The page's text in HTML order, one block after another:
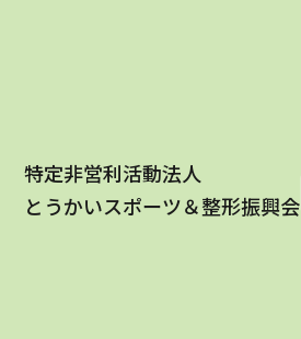
特定非営利活動法人
とうかいスポーツ＆整形振興会